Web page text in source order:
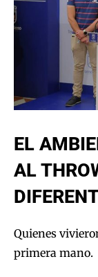
EL
AL
Quienes
primera mano.